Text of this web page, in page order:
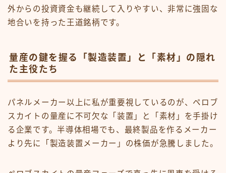
外からの投資資金も継続して入りやすい、非常に強固な
地合いを持った王道銘柄です。
量産の鍵を握る「製造装置」と「素材」の隠れ
た主役たち
パネルメーカー以上に私が重要視しているのが、ペロブ
スカイトの量産に不可欠な「装置」と「素材」を手掛け
る企業です。半導体相場でも、最終製品を作るメーカー
より先に「製造装置メーカー」の株価が急騰しました。